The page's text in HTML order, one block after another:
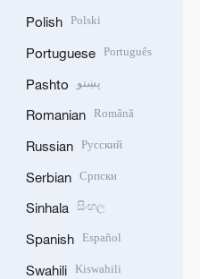
Polish Polski
Portuguese Português
Pashto پښتو
Romanian Română
Russian Русский
Serbian Српски
Sinhala සිංහල
Spanish Español
Swahili Kiswahili